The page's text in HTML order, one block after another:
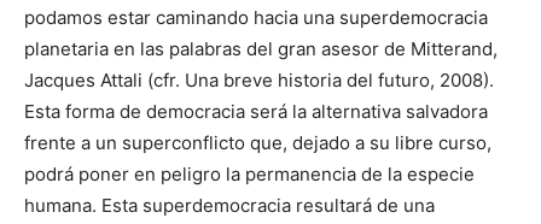
podamos estar caminando hacia una superdemocracia
planetaria en las palabras del gran asesor de Mitterand,
Jacques Attali (cfr. Una breve historia del futuro, 2008).
Esta forma de democracia será la alternativa salvadora
frente a un superconflicto que, dejado a su libre curso,
podrá poner en peligro la permanencia de la especie
humana. Esta superdemocracia resultará de una